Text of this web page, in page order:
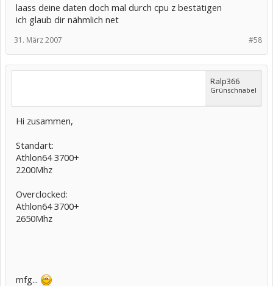
laass deine daten doch mal durch cpu z bestätigen
ich glaub dir nähmlich net
#58
31. März 2007
Ralp366
Grünschnabel
Hi zusammen,
Standart:
Athlon64 3700+
2200Mhz
Overclocked:
Athlon64 3700+
2650Mhz
mfg...